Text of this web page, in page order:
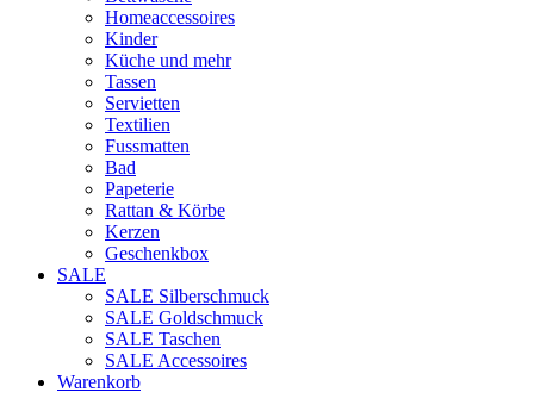
Homeaccessoires
Kinder
Küche und mehr
Tassen
Servietten
Textilien
Fussmatten
Bad
Papeterie
Rattan & Körbe
Kerzen
Geschenkbox
SALE
SALE Silberschmuck
SALE Goldschmuck
SALE Taschen
SALE Accessoires
Warenkorb